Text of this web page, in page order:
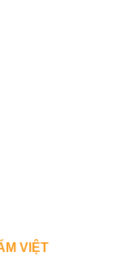
VIỆT